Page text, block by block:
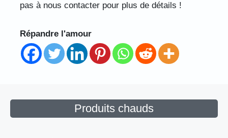
pas à nous contacter pour plus de détails !
Répandre l'amour
Produits chauds